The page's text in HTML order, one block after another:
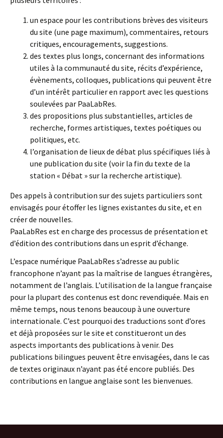
un espace pour les contributions brèves des visiteurs
du site (une page maximum), commentaires, retours
critiques, encouragements, suggestions.
des textes plus longs, concernant des informations
utiles à la communauté du site, récits d’expérience,
évènements, colloques, publications qui peuvent être
d’un intérêt particulier en rapport avec les questions
soulevées par PaaLabRes.
des propositions plus substantielles, articles de
recherche, formes artistiques, textes poétiques ou
politiques, etc.
l’organisation de lieux de débat plus spécifiques liés à
une publication du site (voir la fin du texte de la
station « Débat » sur la recherche artistique).
Des appels à contribution sur des sujets particuliers sont
envisagés pour étoffer les lignes existantes du site, et en
créer de nouvelles.
PaaLabRes est en charge des processus de présentation et
d’édition des contributions dans un esprit d’échange.
L’espace numérique PaaLabRes s’adresse au public
francophone n’ayant pas la maîtrise de langues étrangères,
notamment de l’anglais. L’utilisation de la langue française
pour la plupart des contenus est donc revendiquée. Mais en
même temps, nous tenons beaucoup à une ouverture
internationale. C’est pourquoi des traductions sont d’ores
et déjà proposées sur le site et constitueront un des
aspects importants des publications à venir. Des
publications bilingues peuvent être envisagées, dans le cas
de textes originaux n’ayant pas été encore publiés. Des
contributions en langue anglaise sont les bienvenues.